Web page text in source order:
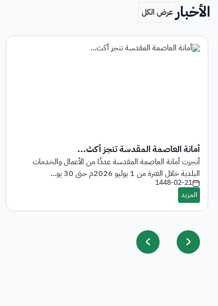
الأخبار
أمانة العاصمة المقدسة تنجز أكث...
أنجزت أمانة العاصمة المقدسة عددًا من الأعمال والخدمات
البلدية خلال الفترة من 1 يوليو 2026م حتى 30 يو...
1448-02-21